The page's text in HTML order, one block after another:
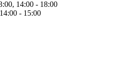
14:00 - 18:00
- 15:00